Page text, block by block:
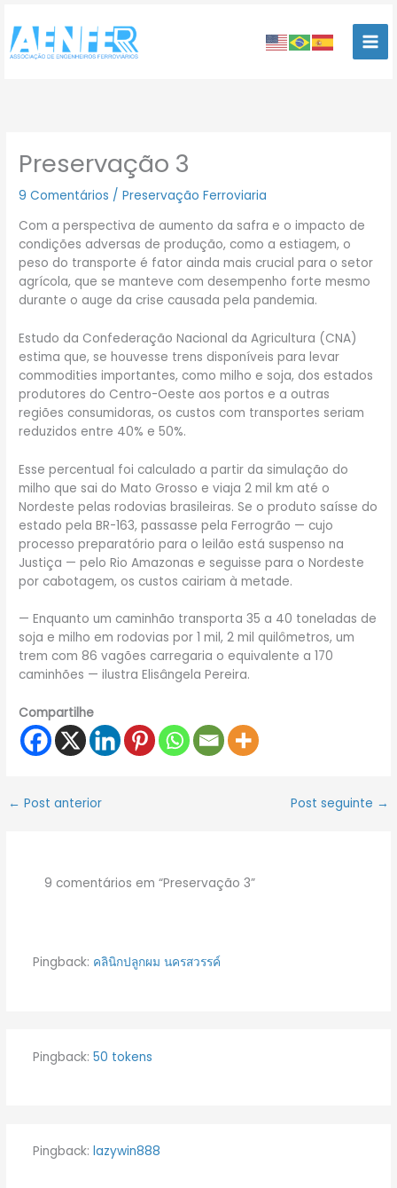
para
conteúdo
Preservação 3
9 Comentários /Preservação Ferroviaria
Com a perspectiva de aumento da safra e o impacto de
condições adversas de produção, como a estiagem, o
peso do transporte é fator ainda mais crucial para o setor
agrícola, que se manteve com desempenho forte mesmo
durante o auge da crise causada pela pandemia.
Estudo da Confederação Nacional da Agricultura (CNA)
estima que, se houvesse trens disponíveis para levar
commodities importantes, como milho e soja, dos estados
produtores do Centro-Oeste aos portos e a outras
regiões consumidoras, os custos com transportes seriam
reduzidos entre 40% e 50%.
Esse percentual foi calculado a partir da simulação do
milho que sai do Mato Grosso e viaja 2 mil km até o
Nordeste pelas rodovias brasileiras. Se o produto saísse do
estado pela BR-163, passasse pela Ferrogrão — cujo
processo preparatório para o leilão está suspenso na
Justiça — pelo Rio Amazonas e seguisse para o Nordeste
por cabotagem, os custos cairiam à metade.
— Enquanto um caminhão transporta 35 a 40 toneladas de
soja e milho em rodovias por 1 mil, 2 mil quilômetros, um
trem com 86 vagões carregaria o equivalente a 170
caminhões — ilustra Elisângela Pereira.
Compartilhe
← Post anterior Post seguinte →
9 comentários em “Preservação 3”
Pingback: คลินิกปลูกผม นครสวรรค์
Pingback: 50 tokens
Pingback: lazywin888